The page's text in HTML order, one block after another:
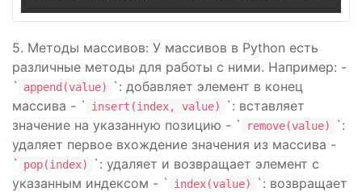
5. Методы массивов: У массивов в Python есть
различные методы для работы с ними. Например: -
`
append(value)
`: добавляет элемент в конец
массива - `
insert(index, value)
`: вставляет
значение на указанную позицию - `
remove(value)
`:
удаляет первое вхождение значения из массива -
`
pop(index)
`: удаляет и возвращает элемент с
указанным индексом - `
index(value)
`: возвращает